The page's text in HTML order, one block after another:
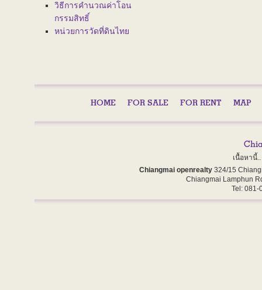
วิธีการคำนวณค่าโอน
กรรมสิทธิ์
หน่วยการวัดที่ดินไทย
HOME FOR SALE FOR RENT MAP
เนื้อหานี้
Chiangmai openrealty 324/15
Chiangmai Lamphun
Tel: